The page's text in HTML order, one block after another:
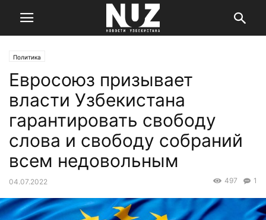
Политика
Евросоюз призывает
власти Узбекистана
гарантировать свободу
слова и свободу собраний
всем недовольным
04.07.2022 1
497